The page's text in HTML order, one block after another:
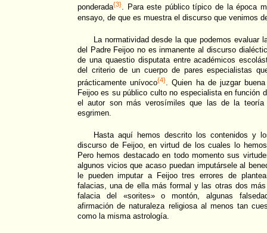
ponderada{3}. Para este público típico de la época
ensayo, de que es muestra el discurso que venimos
La normatividad desde la que podemos evaluar
del Padre Feijoo no es inmanente al discurso
de una quaestio disputata entre académicos
del criterio de un cuerpo de pares especialistas
prácticamente unívoco{4}. Quien ha de juzgar
Feijoo es su público culto no especialista en función
el autor son más verosímiles que las de la teoría
esgrimen.
Hasta aquí hemos descrito los contenidos y
discurso de Feijoo, en virtud de los cuales lo
Pero hemos destacado en todo momento sus
algunos vicios que acaso puedan imputársele al
le pueden imputar a Feijoo tres errores de
falacias, una de ella más formal y las otras dos
falacia del «sorites» o montón, algunas
afirmación de naturaleza religiosa al menos tan
como la misma astrología.